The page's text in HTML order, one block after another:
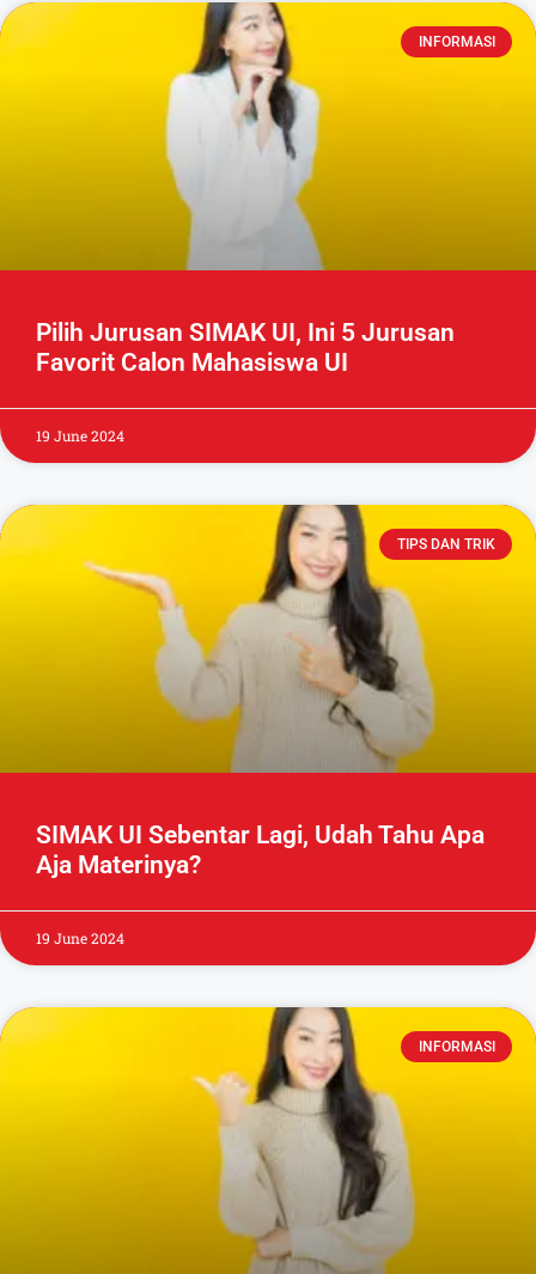
INFORMASI
Pilih Jurusan SIMAK UI, Ini 5 Jurusan
Favorit Calon Mahasiswa UI
19 June 2024
TIPS DAN TRIK
SIMAK UI Sebentar Lagi, Udah Tahu Apa
Aja Materinya?
19 June 2024
INFORMASI